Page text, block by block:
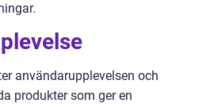
användarupplevelsen och
produkter som ger en